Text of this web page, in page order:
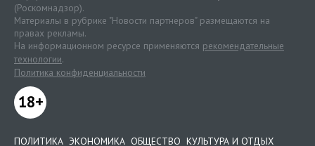
(Роскомнадзор).
Материалы в рубрике "Новости партнеров" размещаются на
правах рекламы.
На информационном ресурсе применяются рекомендательные
технологии.
Политика конфиденциальности
18+
ПОЛИТИКА ЭКОНОМИКА ОБЩЕСТВО КУЛЬТУРА И ОТДЫХ